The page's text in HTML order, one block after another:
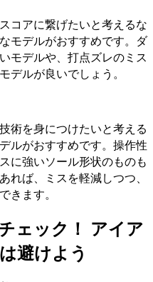
コアに繋げたいと考えるな
モデルがおすすめです。ダ
モデルや、打点ズレのミス
デルが良いでしょう。
術を身につけたいと考える
ルがおすすめです。操作性
に強いソール形状のものも
れば、ミスを軽減しつつ、
きます。
ェック！ アイア
避けよう